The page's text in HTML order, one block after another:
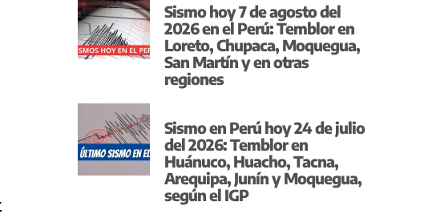
Sismo hoy 7 de agosto del
2026 en el Perú: Temblor en
Loreto, Chupaca, Moquegua,
San Martín y en otras
regiones
Sismo en Perú hoy 24 de julio
del 2026: Temblor en
Huánuco, Huacho, Tacna,
Arequipa, Junín y Moquegua,
según el IGP